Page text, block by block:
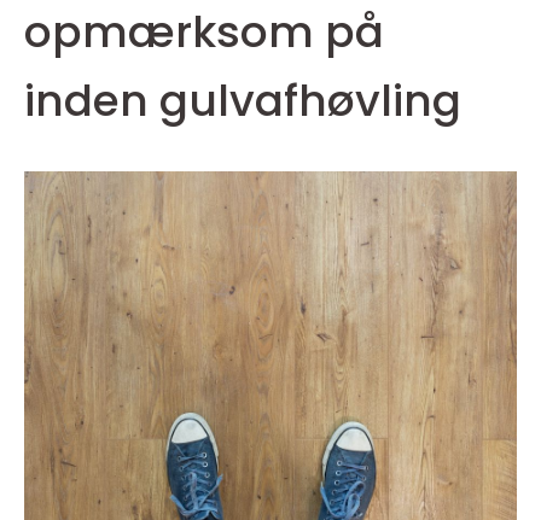
opmærksom på
inden gulvafhøvling